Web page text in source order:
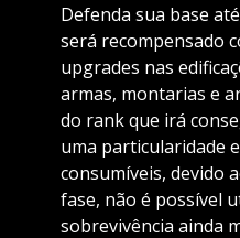
Defenda sua base
será recompensado
upgrades nas
armas, montarias e
do rank que irá
uma particularidade
consumíveis, devido
fase, não é possível
sobrevivência ainda